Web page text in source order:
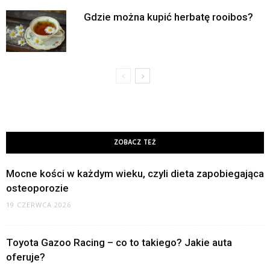
Gdzie można kupić herbatę rooibos?
ZOBACZ TEŻ
Mocne kości w każdym wieku, czyli dieta zapobiegająca
osteoporozie
19 CZERWCA 2026
Toyota Gazoo Racing – co to takiego? Jakie auta
oferuje?